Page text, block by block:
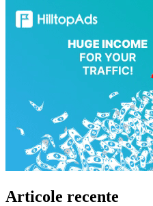
Articole recente